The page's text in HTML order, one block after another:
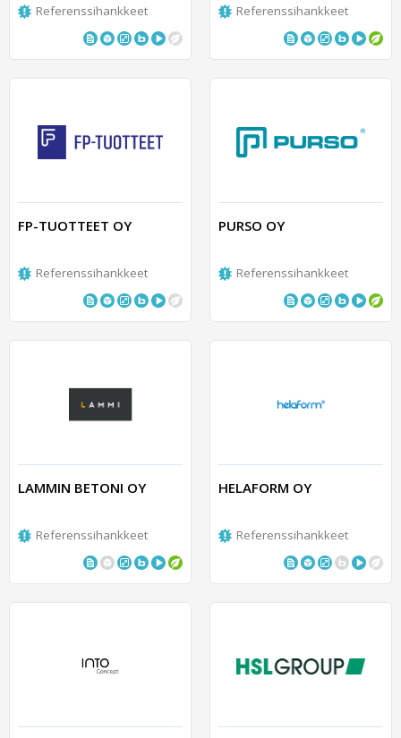
Referenssihankkeet Referenssihankkeet
FP-TUOTTEET OY
Referenssihankkeet
PURSO OY
Referenssihankkeet
LAMMIN BETONI OY
Referenssihankkeet
HELAFORM OY
Referenssihankkeet